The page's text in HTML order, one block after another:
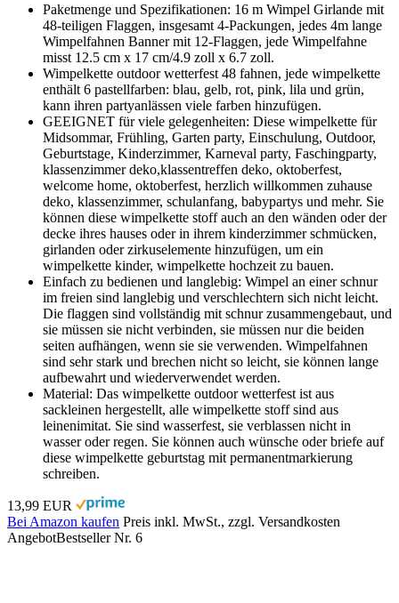
Paketmenge und Spezifikationen: 16 m Wimpel Girlande mit
48-teiligen Flaggen, insgesamt 4-Packungen, jedes 4m lange
Wimpelfahnen Banner mit 12-Flaggen, jede Wimpelfahne
misst 12.5 cm x 17 cm/4.9 zoll x 6.7 zoll.
Wimpelkette outdoor wetterfest 48 fahnen, jede wimpelkette
enthält 6 pastellfarben: blau, gelb, rot, pink, lila und grün,
kann ihren partyanlässen viele farben hinzufügen.
GEEIGNET für viele gelegenheiten: Diese wimpelkette für
Midsommar, Frühling, Garten party, Einschulung, Outdoor,
Geburtstage, Kinderzimmer, Karneval party, Faschingparty,
klassenzimmer deko,klassentreffen deko, oktoberfest,
welcome home, oktoberfest, herzlich willkommen zuhause
deko, klassenzimmer, schulanfang, babypartys und mehr. Sie
können diese wimpelkette stoff auch an den wänden oder der
decke ihres hauses oder in ihrem kinderzimmer schmücken,
girlanden oder zirkuselemente hinzufügen, um ein
wimpelkette kinder, wimpelkette hochzeit zu bauen.
Einfach zu bedienen und langlebig: Wimpel an einer schnur
im freien sind langlebig und verschlechtern sich nicht leicht.
Die flaggen sind vollständig mit schnur zusammengebaut, und
sie müssen sie nicht verbinden, sie müssen nur die beiden
seiten aufhängen, wenn sie sie verwenden. Wimpelfahnen
sind sehr stark und brechen nicht so leicht, sie können lange
aufbewahrt und wiederverwendet werden.
Material: Das wimpelkette outdoor wetterfest ist aus
sackleinen hergestellt, alle wimpelkette stoff sind aus
leinenimitat. Sie sind wasserfest, sie verblassen nicht in
wasser oder regen. Sie können auch wünsche oder briefe auf
diese wimpelkette geburtstag mit permanentmarkierung
schreiben.
13,99 EUR
Bei Amazon kaufen Preis inkl. MwSt., zzgl. Versandkosten
AngebotBestseller Nr. 6